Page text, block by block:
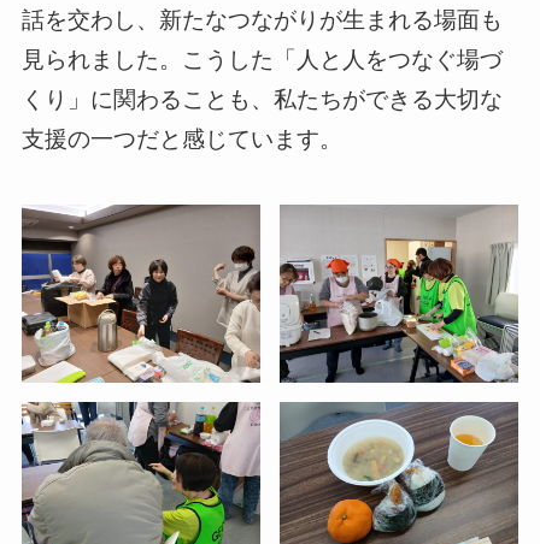
話を交わし、新たなつながりが生まれる場面も
見られました。こうした「人と人をつなぐ場づ
くり」に関わることも、私たちができる大切な
支援の一つだと感じています。